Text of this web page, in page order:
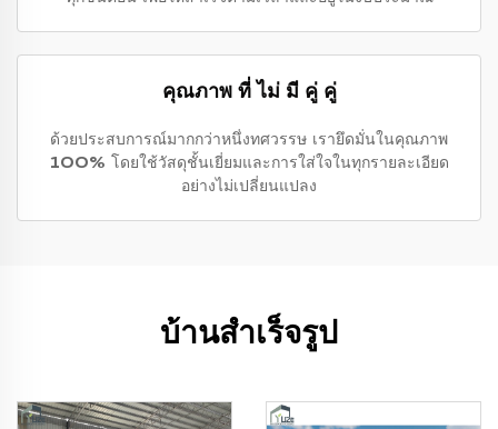
คุณภาพ ที่ ไม่ มี คู่ คู่
ด้วยประสบการณ์มากกว่าหนึ่งทศวรรษ เรายึดมั่นในคุณภาพ
100% โดยใช้วัสดุชั้นเยี่ยมและการใส่ใจในทุกรายละเอียด
อย่างไม่เปลี่ยนแปลง
บ้านสำเร็จรูป